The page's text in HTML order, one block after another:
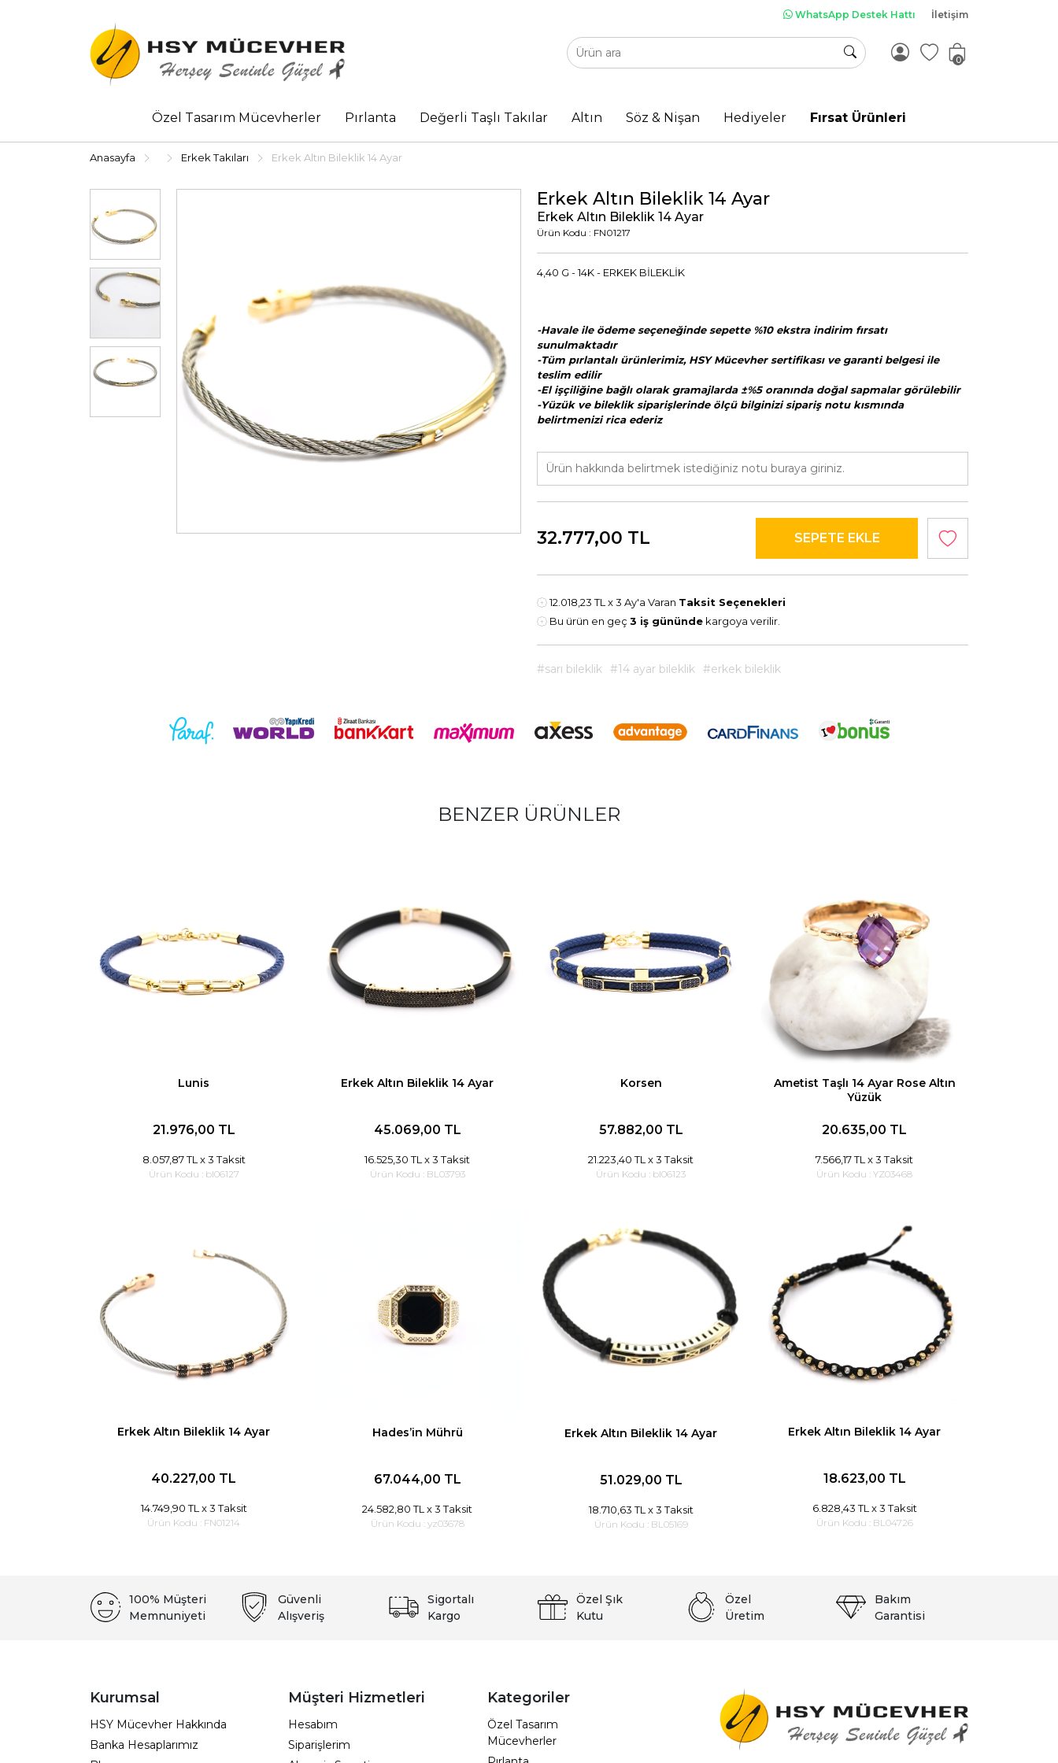
WhatsApp Destek Hattı İletişim
0
Özel Tasarım Mücevherler Pırlanta Değerli Taşlı Takılar Altın Söz & Nişan Hediyeler Fırsat Ürünleri
Anasayfa Erkek Takıları Erkek Altın Bileklik 14 Ayar
Erkek Altın Bileklik 14 Ayar
Erkek Altın Bileklik 14 Ayar
Ürün Kodu : FN01217
4,40 G - 14K - ERKEK BİLEKLİK
-Havale ile ödeme seçeneğinde sepette %10 ekstra indirim fırsatı
sunulmaktadır
-Tüm pırlantalı ürünlerimiz, HSY Mücevher sertifikası ve garanti belgesi ile
teslim edilir
-El işçiliğine bağlı olarak gramajlarda ±%5 oranında doğal sapmalar görülebilir
-Yüzük ve bileklik siparişlerinde ölçü bilginizi sipariş notu kısmında
belirtmenizi rica ederiz
32.777,00 TL
12.018,23 TL x 3 Ay'a Varan Taksit Seçenekleri
Bu ürün en geç 3 iş gününde kargoya verilir.
#sarı bileklik #14 ayar bileklik #erkek bileklik
BENZER ÜRÜNLER
Lunis
21.976,00 TL
8.057,87 TL x 3 Taksit
Ürün Kodu : bl06127
Erkek Altın Bileklik 14 Ayar
45.069,00 TL
16.525,30 TL x 3 Taksit
Ürün Kodu : BL03793
Korsen
57.882,00 TL
21.223,40 TL x 3 Taksit
Ürün Kodu : bl06123
Ametist Taşlı 14 Ayar Rose Altın
Yüzük
20.635,00 TL
7.566,17 TL x 3 Taksit
Ürün Kodu : YZ03468
Erkek Altın Bileklik 14 Ayar
40.227,00 TL
14.749,90 TL x 3 Taksit
Ürün Kodu : FN01214
Hades’in Mührü
67.044,00 TL
24.582,80 TL x 3 Taksit
Ürün Kodu : yz03678
Erkek Altın Bileklik 14 Ayar
51.029,00 TL
18.710,63 TL x 3 Taksit
Ürün Kodu : BL05169
Erkek Altın Bileklik 14 Ayar
18.623,00 TL
6.828,43 TL x 3 Taksit
Ürün Kodu : BL04726
100% Müşteri
Memnuniyeti
Güvenli
Alışveriş
Sigortalı
Kargo
Özel Şık
Kutu
Özel
Üretim
Bakım
Garantisi
Kurumsal
HSY Mücevher Hakkında
Banka Hesaplarımız
Müşteri Hizmetleri
Hesabım
Siparişlerim
Kategoriler
Özel Tasarım
Mücevherler